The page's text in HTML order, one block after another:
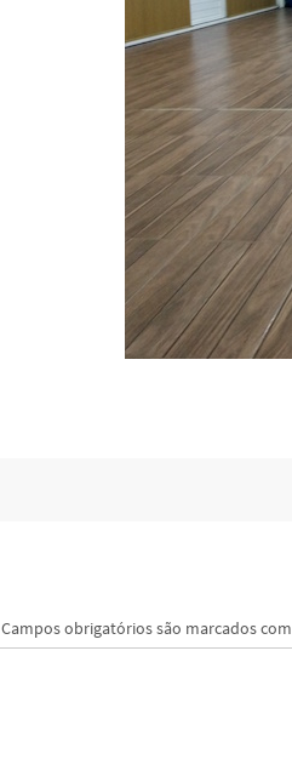
Campos obrigatórios são marcados com